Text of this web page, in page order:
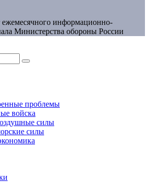
информационно-
Министерства обороны России
проблемы
войска
силы
силы